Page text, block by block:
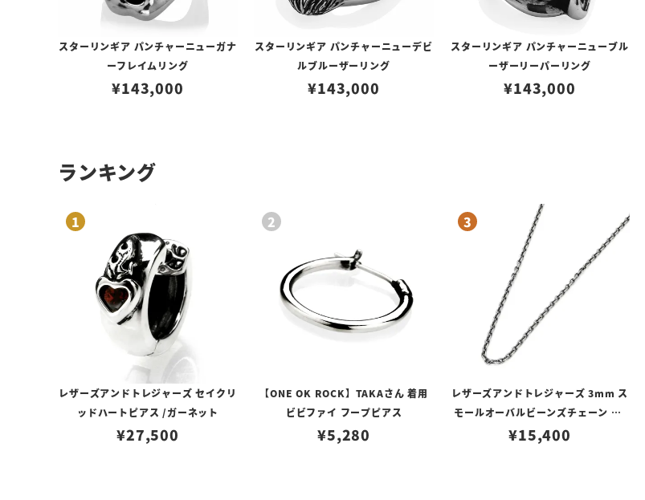
スターリンギア パンチャーニューガナ
ーフレイムリング
¥143,000
スターリンギア パンチャーニューデビ
ルブルーザーリング
¥143,000
スターリンギア パンチャーニューブル
ーザーリーパーリング
¥143,000
ランキング
レザーズアンドトレジャーズ セイクリ
ッドハートピアス /ガーネット
¥27,500
【ONE OK ROCK】TAKAさん 着用
ビビファイ フープピアス
¥5,280
レザーズアンドトレジャーズ 3mm ス
モールオーバルビーンズチェーン w/
ロブスタークラスプ＆LTロゴプレート
¥15,400